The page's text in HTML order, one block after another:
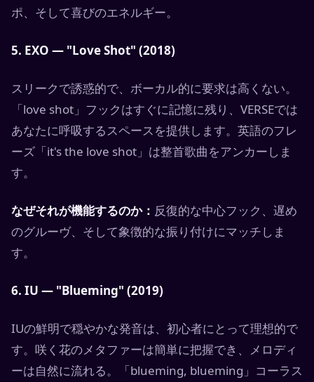
ポ、そして喜びのエネルギー。
5. EXO — "Love Shot" (2018)
スリークで誘惑的で、ボーカル的に要求は高くない。
「love shot」フックはすぐに記憶に残り、VERSEでは
あなたに呼吸するスペースを提供します。英語のフレ
ーズ「it's the love shot」は整首歌曲をアンカーしま
す。
なぜそれが機能するのか： 反復的な中心フック、遅め
のグルーヴ、そして象徴的な振り付けにマッチしま
す。
6. IU — "Blueming" (2019)
IUの鮮明で穏やかな発音は、初心者にとって理想的で
す。咲く花のメタファーは簡単に把握でき、メロディ
ーは自然に流れる。「blueming, blueming」コーラス